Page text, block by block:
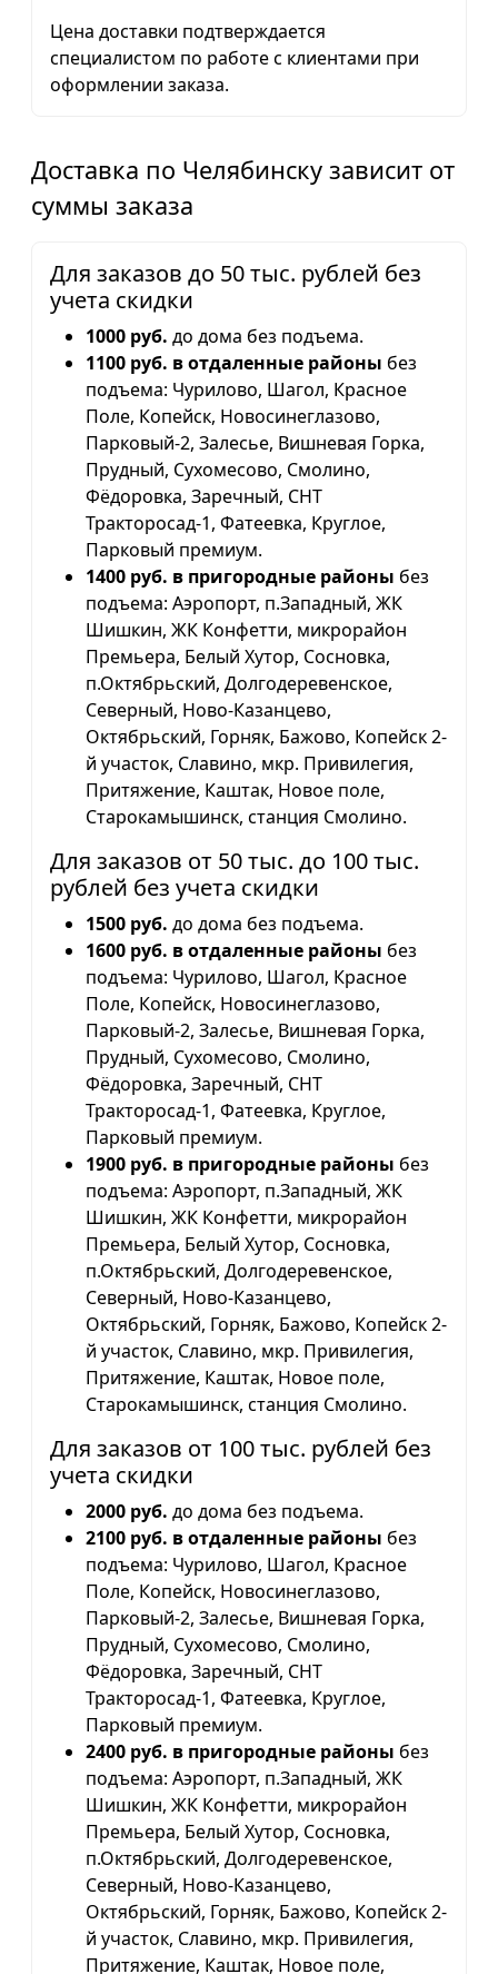
Цена доставки подтверждается
специалистом по работе с клиентами при
оформлении заказа.
Доставка по Челябинску зависит от
суммы заказа
Для заказов до 50 тыс. рублей без
учета скидки
1000 руб. до дома без подъема.
1100 руб. в отдаленные районы без
подъема: Чурилово, Шагол, Красное
Поле, Копейск, Новосинеглазово,
Парковый-2, Залесье, Вишневая Горка,
Прудный, Сухомесово, Смолино,
Фёдоровка, Заречный, СНТ
Тракторосад-1, Фатеевка, Круглое,
Парковый премиум.
1400 руб. в пригородные районы без
подъема: Аэропорт, п.Западный, ЖК
Шишкин, ЖК Конфетти, микрорайон
Премьера, Белый Хутор, Сосновка,
п.Октябрьский, Долгодеревенское,
Северный, Ново-Казанцево,
Октябрьский, Горняк, Бажово, Копейск 2-
й участок, Славино, мкр. Привилегия,
Притяжение, Каштак, Новое поле,
Старокамышинск, станция Смолино.
Для заказов от 50 тыс. до 100 тыс.
рублей без учета скидки
1500 руб. до дома без подъема.
1600 руб. в отдаленные районы без
подъема: Чурилово, Шагол, Красное
Поле, Копейск, Новосинеглазово,
Парковый-2, Залесье, Вишневая Горка,
Прудный, Сухомесово, Смолино,
Фёдоровка, Заречный, СНТ
Тракторосад-1, Фатеевка, Круглое,
Парковый премиум.
1900 руб. в пригородные районы без
подъема: Аэропорт, п.Западный, ЖК
Шишкин, ЖК Конфетти, микрорайон
Премьера, Белый Хутор, Сосновка,
п.Октябрьский, Долгодеревенское,
Северный, Ново-Казанцево,
Октябрьский, Горняк, Бажово, Копейск 2-
й участок, Славино, мкр. Привилегия,
Притяжение, Каштак, Новое поле,
Старокамышинск, станция Смолино.
Для заказов от 100 тыс. рублей без
учета скидки
2000 руб. до дома без подъема.
2100 руб. в отдаленные районы без
подъема: Чурилово, Шагол, Красное
Поле, Копейск, Новосинеглазово,
Парковый-2, Залесье, Вишневая Горка,
Прудный, Сухомесово, Смолино,
Фёдоровка, Заречный, СНТ
Тракторосад-1, Фатеевка, Круглое,
Парковый премиум.
2400 руб. в пригородные районы без
подъема: Аэропорт, п.Западный, ЖК
Шишкин, ЖК Конфетти, микрорайон
Премьера, Белый Хутор, Сосновка,
п.Октябрьский, Долгодеревенское,
Северный, Ново-Казанцево,
Октябрьский, Горняк, Бажово, Копейск 2-
й участок, Славино, мкр. Привилегия,
Притяжение, Каштак, Новое поле,